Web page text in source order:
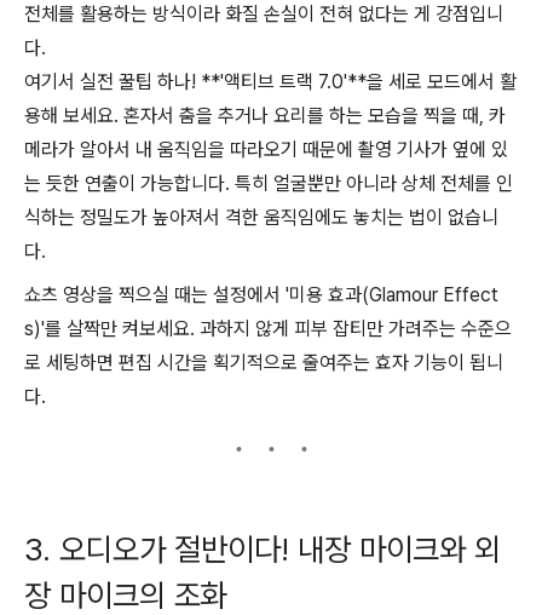
전체를 활용하는 방식이라 화질 손실이 전혀 없다는 게 강점입니
다.
여기서 실전 꿀팁 하나! **'액티브 트랙 7.0'**을 세로 모드에서 활
용해 보세요. 혼자서 춤을 추거나 요리를 하는 모습을 찍을 때, 카
메라가 알아서 내 움직임을 따라오기 때문에 촬영 기사가 옆에 있
는 듯한 연출이 가능합니다. 특히 얼굴뿐만 아니라 상체 전체를 인
식하는 정밀도가 높아져서 격한 움직임에도 놓치는 법이 없습니
다.
쇼츠 영상을 찍으실 때는 설정에서 '미용 효과(Glamour Effect
s)'를 살짝만 켜보세요. 과하지 않게 피부 잡티만 가려주는 수준으
로 세팅하면 편집 시간을 획기적으로 줄여주는 효자 기능이 됩니
다.
3. 오디오가 절반이다! 내장 마이크와 외
장 마이크의 조화